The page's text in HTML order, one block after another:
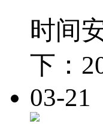
时间
下：
03-21